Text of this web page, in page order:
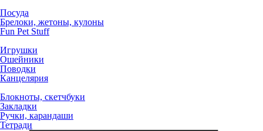
Посуда
Брелоки, жетоны, кулоны
Fun Pet Stuff
Игрушки
Ошейники
Поводки
Канцелярия
Блокноты, скетчбуки
Закладки
Ручки, карандаши
Тетради